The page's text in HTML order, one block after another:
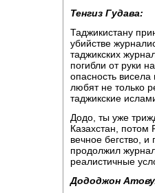
Тенгиз Гудава:
Таджикистану
убийстве
таджикских
погибли от руки
опасность
любят не только
таджикские
Додо, ты уже
Казахстан, потом
вечное бегство,
продолжил
реалистичные
Дододжон